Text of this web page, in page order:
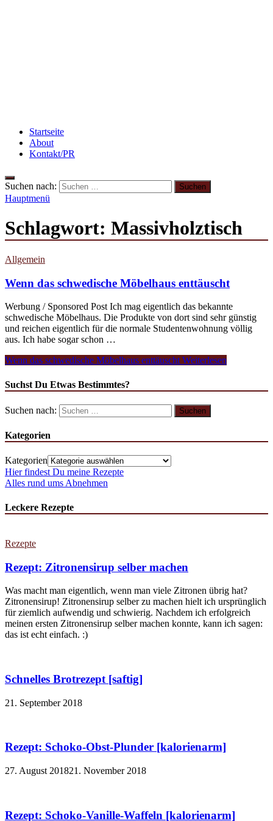
Startseite
About
Kontakt/PR
Suchen nach:
Hauptmenü
Schlagwort: Massivholztisch
Allgemein
Wenn das schwedische Möbelhaus enttäuscht
Werbung / Sponsored Post Ich mag eigentlich das bekannte
schwedische Möbelhaus. Die Produkte von dort sind sehr günstig
und reichen eigentlich für die normale Studentenwohnung völlig
aus. Ich habe sogar schon …
Wenn das schwedische Möbelhaus enttäuscht Weiterlesen
Suchst Du Etwas Bestimmtes?
Suchen nach:
Kategorien
Kategorien
Hier findest Du meine Rezepte
Alles rund ums Abnehmen
Leckere Rezepte
Rezepte
Rezept: Zitronensirup selber machen
Was macht man eigentlich, wenn man viele Zitronen übrig hat?
Zitronensirup! Zitronensirup selber zu machen hielt ich ursprünglich
für ziemlich aufwendig und schwierig. Nachdem ich erfolgreich
meinen ersten Zitronensirup selber machen konnte, kann ich sagen:
das ist echt einfach. :)
Schnelles Brotrezept [saftig]
21. September 2018
Rezept: Schoko-Obst-Plunder [kalorienarm]
27. August 201821. November 2018
Rezept: Schoko-Vanille-Waffeln [kalorienarm]